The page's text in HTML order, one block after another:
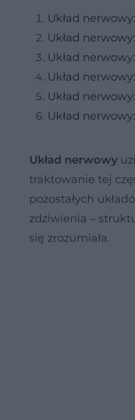
Układ
Układ
Układ
Układ
Układ
Układ
Układ nerwowy
traktowanie tej
pozostałych
zdziwienia –
się zrozumiała.